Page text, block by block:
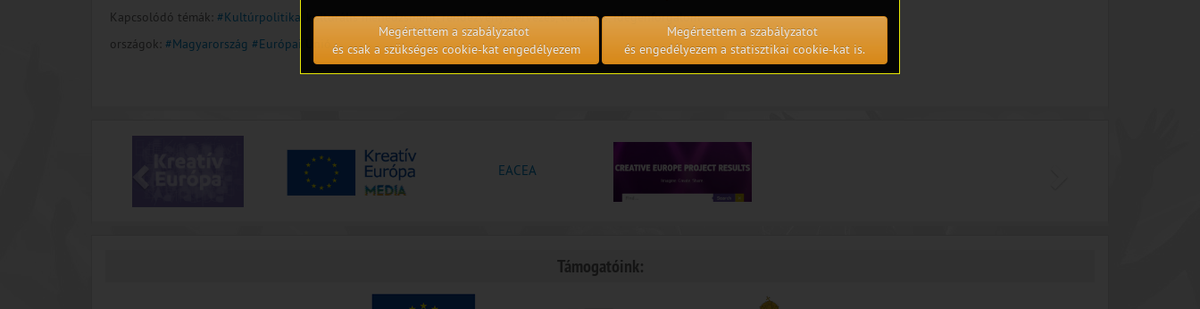
Kapcsolódó témák: #Kultúrpolitika, kulturális menedzsment, rendezvényszervezés, turizmus, idegenforgalom
országok: #Magyarország #Európai Unió
EACEA
Támogatóink:
Megértettem a szabályzatot
és csak a szükséges cookie-kat engedélyezem
Megértettem a szabályzatot
és engedélyezem a statisztikai cookie-kat is.